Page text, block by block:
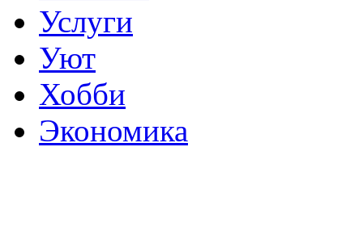
Услуги
Уют
Хобби
Экономика